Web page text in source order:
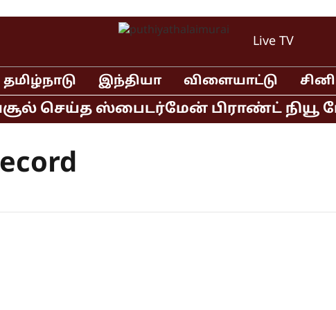
Live TV
தமிழ்நாடு இந்தியா விளையாட்டு
செய்த ஸ்பைடர்மேன் பிராண்ட் நியூ